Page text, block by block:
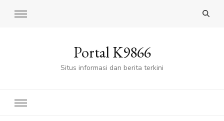
Portal K9866
Situs informasi dan berita terkini